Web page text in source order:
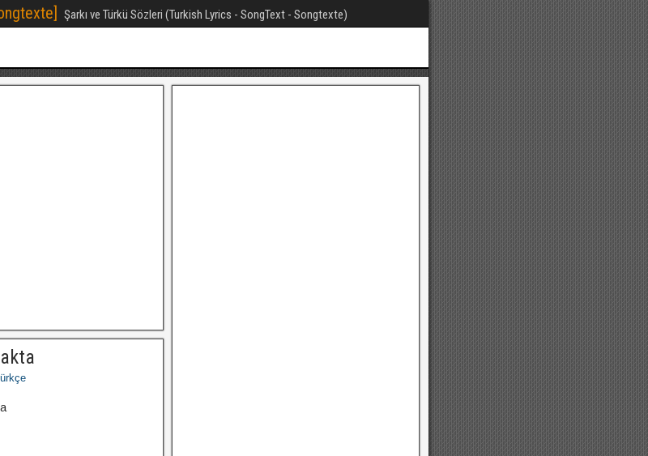
Şarkı ve Türkü Sözleri (Turkish Lyrics - SongText - Songtexte)